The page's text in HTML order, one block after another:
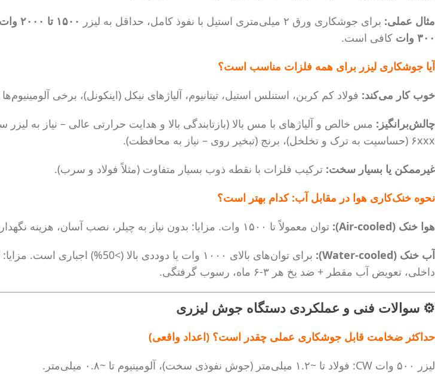
مثال عملی: برای جوشکاری ورق ۲ میلی‌متری استیل با نفوذ کامل، حداقل به لیزر ۱۵۰۰ تا ۲۰۰۰ وات (CW)
۳۰۰ وات
کافی است.
آیا جوشکاری لیزر برای همه فلزات مناسب است؟
خوب کار می‌کند: فولاد کم کربن، استنلس استیل، تیتانیوم، آلیاژهای نیکل (اینکونل)، برخی
چالش‌برانگیز:
۶xxx (حساسیت به ترک و تخلخل)، برنج (تبخیر روی – نیاز به محافظت).
غیرممکن یا بسیار سخت: ترکیب فلزات با نقطه ذوب بسیار متفاوت (مثلاً فولاد و سرب).
نحوه خنک‌کاری هوا در مقابل آب: کدام بهتر است؟
هوا خنک (Air-cooled):
توان معمولاً تا ۱۵۰۰ وات. مزایا: بدون نیاز به چیلر، نصب آسان، هزینه نگهداری کمتر. معایب: حساس به دمای محیط، محدودیت در کار مداوم (duty cycle).
آب خنک (Water-cooled):
برای توان‌های بالای ۱۰۰۰ وات یا
داخلی، تعویض آب مقطر + ضد یخ هر ۳-۶ ماه، رسوب گرفتگی.
⚙️ سوالات فنی و عملکردی دستگاه جوش لیزری
حداکثر ضخامت قابل جوشکاری عملی چقدر است؟ (اعداد واقعی)
لیزر ۵۰۰ وات CW: فولاد تا ~۱.۲ میلی‌متر (جوش نفوذی سخت)، آلومینیوم تا ~۰.۸ میلی‌متر.